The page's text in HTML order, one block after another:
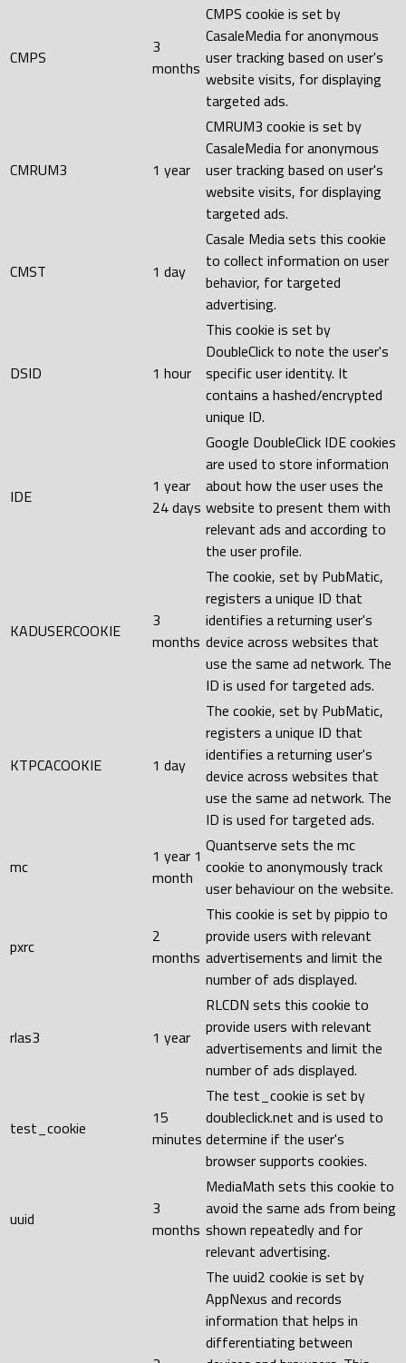
CMPS
3
months
CMPS cookie is set by
CasaleMedia for anonymous
user tracking based on user's
website visits, for displaying
targeted ads.
CMRUM3 1 year
CMRUM3 cookie is set by
CasaleMedia for anonymous
user tracking based on user's
website visits, for displaying
targeted ads.
CMST 1 day
Casale Media sets this cookie
to collect information on user
behavior, for targeted
advertising.
DSID 1 hour
This cookie is set by
DoubleClick to note the user's
specific user identity. It
contains a hashed/encrypted
unique ID.
IDE
1 year
24 days
Google DoubleClick IDE cookies
are used to store information
about how the user uses the
website to present them with
relevant ads and according to
the user profile.
KADUSERCOOKIE
3
months
The cookie, set by PubMatic,
registers a unique ID that
identifies a returning user's
device across websites that
use the same ad network. The
ID is used for targeted ads.
KTPCACOOKIE 1 day
The cookie, set by PubMatic,
registers a unique ID that
identifies a returning user's
device across websites that
use the same ad network. The
ID is used for targeted ads.
mc
1 year 1
month
Quantserve sets the mc
cookie to anonymously track
user behaviour on the website.
pxrc
2
months
This cookie is set by pippio to
provide users with relevant
advertisements and limit the
number of ads displayed.
rlas3 1 year
RLCDN sets this cookie to
provide users with relevant
advertisements and limit the
number of ads displayed.
test_cookie
15
minutes
The test_cookie is set by
doubleclick.net and is used to
determine if the user's
browser supports cookies.
uuid
3
months
MediaMath sets this cookie to
avoid the same ads from being
shown repeatedly and for
relevant advertising.
The uuid2 cookie is set by
AppNexus and records
information that helps in
differentiating between